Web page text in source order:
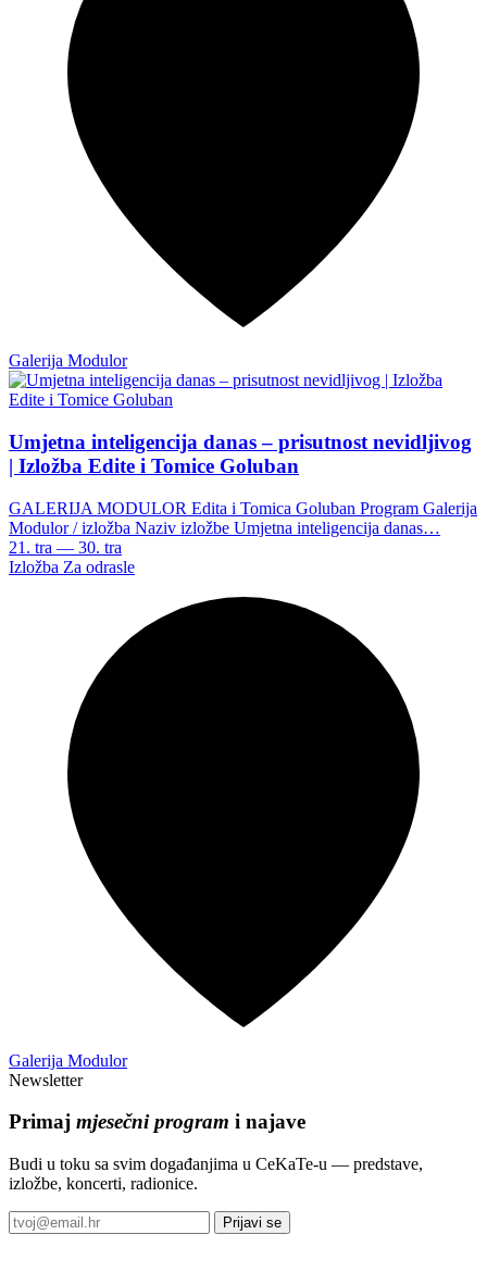
Galerija Modulor
Umjetna inteligencija danas – prisutnost nevidljivog
| Izložba Edite i Tomice Goluban
GALERIJA MODULOR Edita i Tomica Goluban Program Galerija
Modulor / izložba Naziv izložbe Umjetna inteligencija danas…
21. tra — 30. tra
Izložba Za odrasle
Galerija Modulor
Newsletter
Primaj mjesečni program i najave
Budi u toku sa svim događanjima u CeKaTe-u — predstave,
izložbe, koncerti, radionice.
Prijavi se